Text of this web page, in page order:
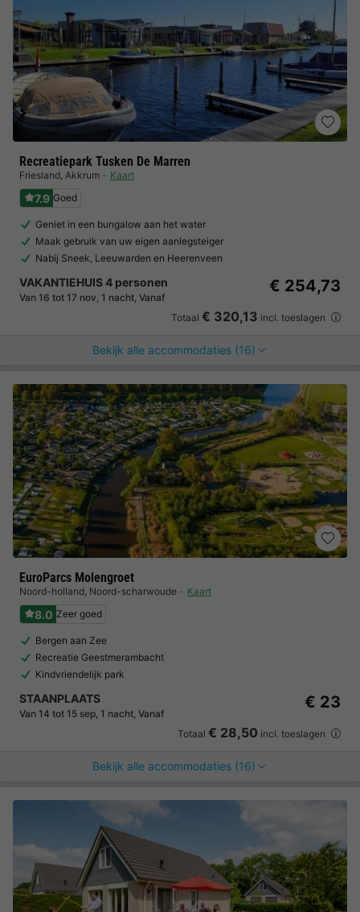
Recreatiepark Tusken De Marren
Friesland, Akkrum Kaart
7.9 Goed
Geniet in een bungalow aan het water
Maak gebruik van uw eigen aanlegsteiger
Nabij Sneek, Leeuwarden en Heerenveen
VAKANTIEHUIS 4 personen
Van 16 tot 17 nov, 1 nacht, Vanaf
€ 254,73
Totaal € 320,13 incl. toeslagen
Bekijk alle accommodaties (16)
EuroParcs Molengroet
Noord-holland, Noord-scharwoude Kaart
8.0 Zeer goed
Bergen aan Zee
Recreatie Geestmerambacht
Kindvriendelijk park
STAANPLAATS
Van 14 tot 15 sep, 1 nacht, Vanaf
€ 23
Totaal € 28,50 incl. toeslagen
Bekijk alle accommodaties (16)